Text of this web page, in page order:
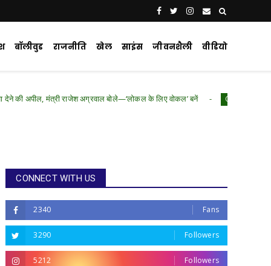
बॉलीवुड राजनीति खेल साइंस जीवनशैली वीडियो
राजेश अग्रवाल बोले—‘लोकल के लिए वोकल’ बनें Chhattisgarh .Featured
CONNECT WITH US
2340 Fans
3290 Followers
5212 Followers